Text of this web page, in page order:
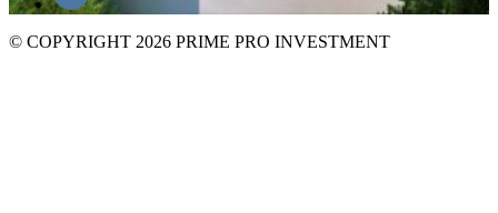
© COPYRIGHT 2026 PRIME PRO INVESTMENT